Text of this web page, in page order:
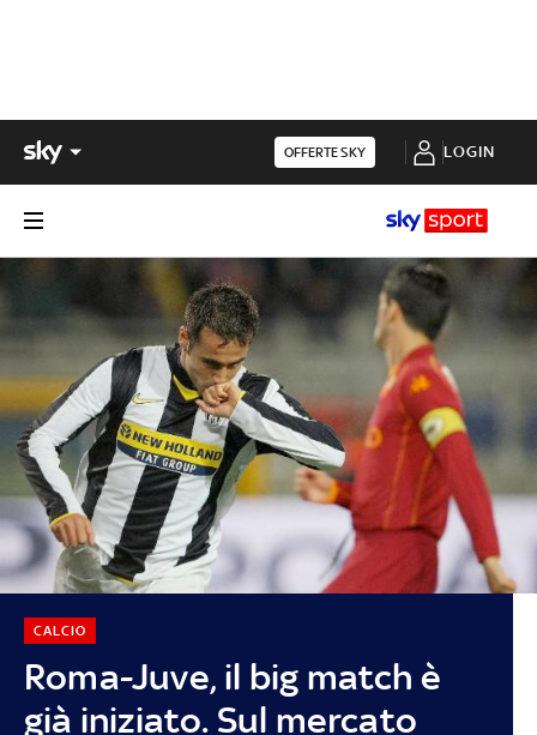
OFFERTE SKY LOGIN
Roma-Juve, il big match è
già iniziato. Sul mercato
CALCIO